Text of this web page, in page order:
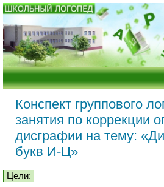
Конспект группового
занятия по коррекции
дисграфии на тему:
букв И-Ц»
Цели: